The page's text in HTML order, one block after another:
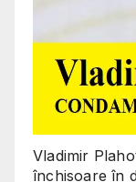
Vladimir
închisoare în